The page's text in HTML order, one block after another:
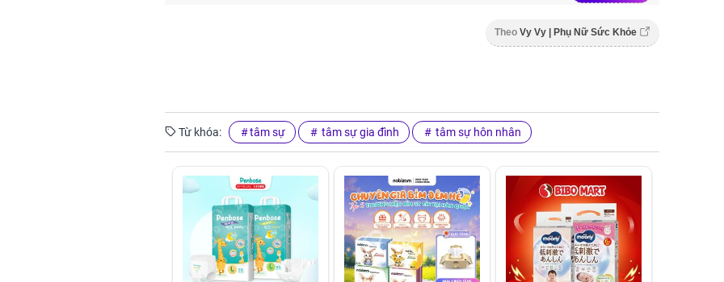
Theo Vy Vy | Phụ Nữ Sức Khỏe
Từ khóa: tâm sự tâm sự gia đình tâm sự hôn nhân